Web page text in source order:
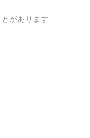
があります